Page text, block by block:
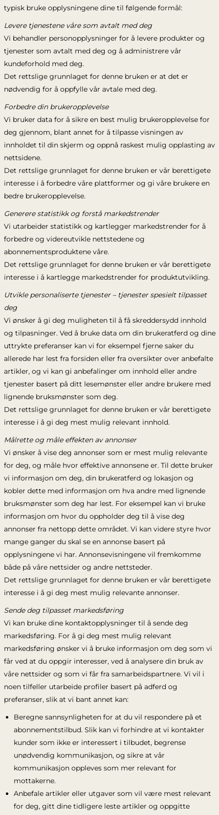
typisk bruke opplysningene dine til følgende formål:
Levere tjenestene våre som avtalt med deg
Vi behandler personopplysninger for å levere produkter og
tjenester som avtalt med deg og å administrere vår
kundeforhold med deg.
Det rettslige grunnlaget for denne bruken er at det er
nødvendig for å oppfylle vår avtale med deg.
Forbedre din brukeropplevelse
Vi bruker data for å sikre en best mulig brukeropplevelse for
deg gjennom, blant annet for å tilpasse visningen av
innholdet til din skjerm og oppnå raskest mulig opplasting av
nettsidene.
Det rettslige grunnlaget for denne bruken er vår berettigete
interesse i å forbedre våre plattformer og gi våre brukere en
bedre brukeropplevelse.
Generere statistikk og forstå markedstrender
Vi utarbeider statistikk og kartlegger markedstrender for å
forbedre og videreutvikle nettstedene og
abonnementsproduktene våre.
Det rettslige grunnlaget for denne bruken er vår berettigete
interesse i å kartlegge markedstrender for produktutvikling.
Utvikle personaliserte tjenester – tjenester spesielt tilpasset
deg
Vi ønsker å gi deg muligheten til å få skreddersydd innhold
og tilpasninger. Ved å bruke data om din brukeratferd og dine
uttrykte preferanser kan vi for eksempel fjerne saker du
allerede har lest fra forsiden eller fra oversikter over anbefalte
artikler, og vi kan gi anbefalinger om innhold eller andre
tjenester basert på ditt lesemønster eller andre brukere med
lignende bruksmønster som deg.
Det rettslige grunnlaget for denne bruken er vår berettigete
interesse i å gi deg mest mulig relevant innhold.
Målrette og måle effekten av annonser
Vi ønsker å vise deg annonser som er mest mulig relevante
for deg, og måle hvor effektive annonsene er. Til dette bruker
vi informasjon om deg, din brukeratferd og lokasjon og
kobler dette med informasjon om hva andre med lignende
bruksmønster som deg har lest. For eksempel kan vi bruke
informasjon om hvor du oppholder deg til å vise deg
annonser fra nettopp dette området. Vi kan videre styre hvor
mange ganger du skal se en annonse basert på
opplysningene vi har. Annonsevisningene vil fremkomme
både på våre nettsider og andre nettsteder.
Det rettslige grunnlaget for denne bruken er vår berettigete
interesse i å gi deg mest mulig relevante annonser.
Sende deg tilpasset markedsføring
Vi kan bruke dine kontaktopplysninger til å sende deg
markedsføring. For å gi deg mest mulig relevant
markedsføring ønsker vi å bruke informasjon om deg som vi
får ved at du oppgir interesser, ved å analysere din bruk av
våre nettsider og som vi får fra samarbeidspartnere. Vi vil i
noen tilfeller utarbeide profiler basert på adferd og
preferanser, slik at vi bant annet kan:
Beregne sannsynligheten for at du vil respondere på et
abonnementstilbud. Slik kan vi forhindre at vi kontakter
kunder som ikke er interessert i tilbudet, begrense
unødvendig kommunikasjon, og sikre at vår
kommunikasjon oppleves som mer relevant for
mottakerne.
Anbefale artikler eller utgaver som vil være mest relevant
for deg, gitt dine tidligere leste artikler og oppgitte